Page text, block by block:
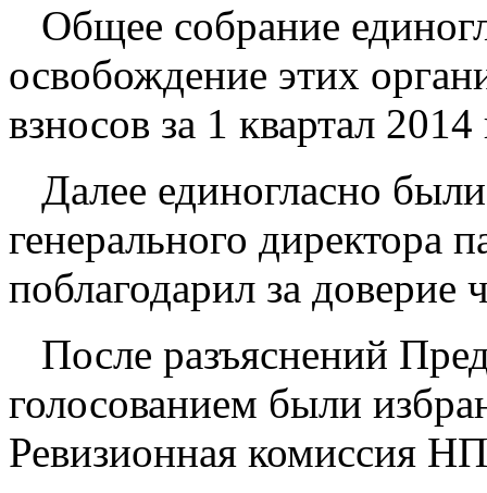
Общее собрание
освобождение этих
взносов за 1 квартал 2014
Далее единогласно
генерального директора
поблагодарил за доверие
После разъяснений
голосованием были
Ревизионная комиссия